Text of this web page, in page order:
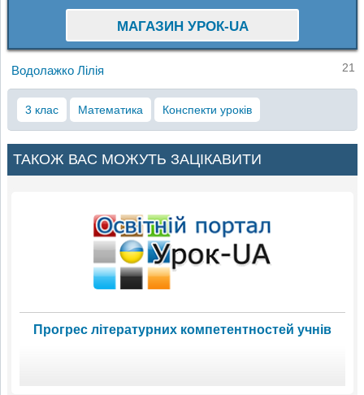
МАГАЗИН УРОК-UA
Водолажко Лілія 21
3 клас Математика Конспекти уроків
ТАКОЖ ВАС МОЖУТЬ ЗАЦІКАВИТИ
Прогрес літературних компетентностей учнів